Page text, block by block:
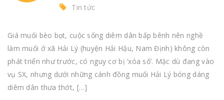
Tin tức
Giá muối bèo bọt, cuộc sống diêm dân bấp bênh nên nghề
làm muối ở xã Hải Lý (huyện Hải Hậu, Nam Định) không còn
phát triển như trước, có nguy cơ bị ‘xóa sổ’. Mặc dù đang vào
vụ SX, nhưng dưới những cánh đồng muối Hải Lý bóng dáng
diêm dân thưa thớt, […]